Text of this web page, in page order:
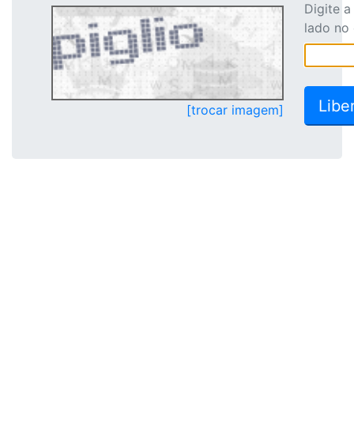
[trocar imagem]
Digite
lado no